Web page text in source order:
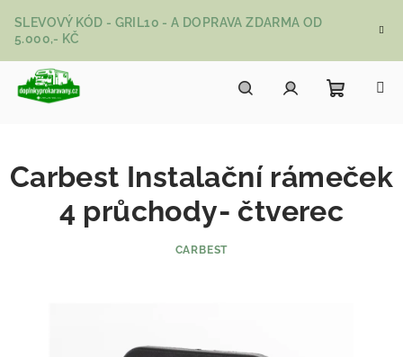
SLEVOVÝ KÓD - GRIL10 - A DOPRAVA ZDARMA OD
5.000,- KČ
Carbest Instalační rámeček
4 průchody- čtverec
CARBEST